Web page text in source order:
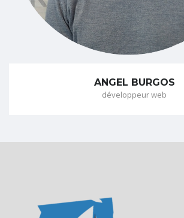
ANGEL BURGOS
développeur web